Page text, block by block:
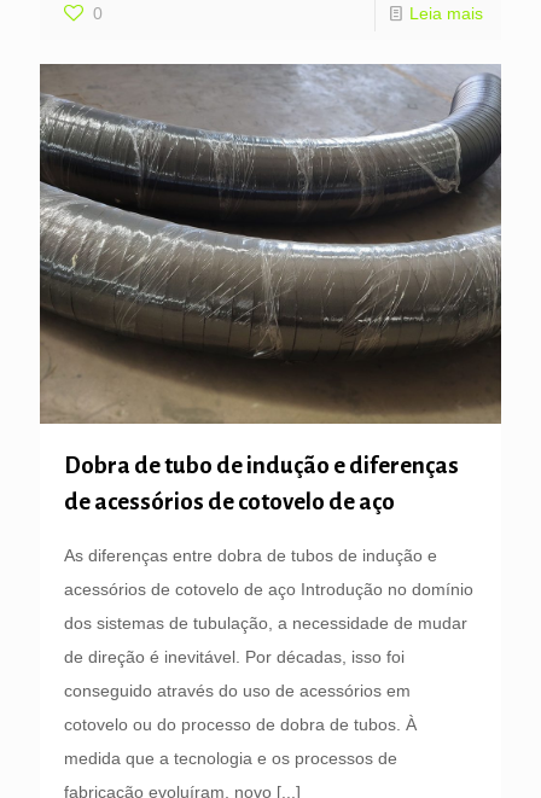
0 Leia mais
Dobra de tubo de indução e diferenças
de acessórios de cotovelo de aço
As diferenças entre dobra de tubos de indução e
acessórios de cotovelo de aço Introdução no domínio
dos sistemas de tubulação, a necessidade de mudar
de direção é inevitável. Por décadas, isso foi
conseguido através do uso de acessórios em
cotovelo ou do processo de dobra de tubos. À
medida que a tecnologia e os processos de
fabricação evoluíram, novo [...]